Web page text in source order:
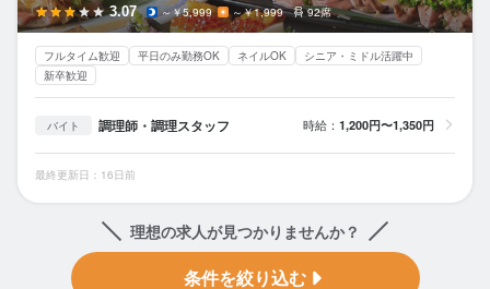
3.07 ～￥5,999 ～￥1,999 92席
フルタイム歓迎 平日のみ勤務OK ネイルOK
シニア・ミドル活躍中
新卒歓迎
バイト 調理師・調理スタッフ 時給： 1,200円〜1,350円
最終更新日：16日前
理想の求人が見つかりませんか？
条件を絞り込む